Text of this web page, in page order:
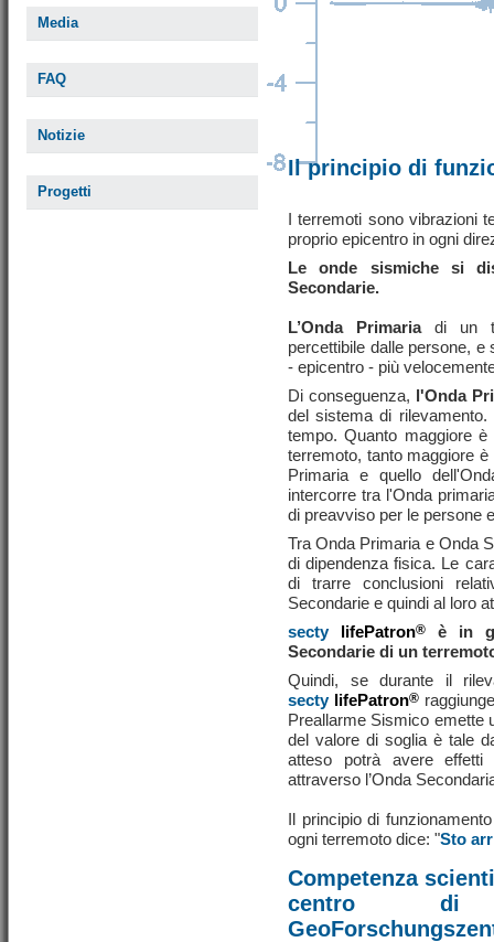
Media
FAQ
Notizie
Progetti
Il principio di
I terremoti sono vibrazioni
proprio epicentro in ogni
Le onde sismiche si
Secondarie.
L’Onda Primariadi un
percettibile dalle persone, e
- epicentro - più
Di conseguenza, l'Onda
del sistema di rilevamento.
tempo. Quanto maggiore
terremoto, tanto maggiore
Primaria e quello
intercorre tra l'Onda
di preavviso per le persone
Tra Onda Primaria e Onda
di dipendenza fisica. Le
di trarre conclusioni
Secondarie e quindi al loro
secty
lifePatron®
è in
Secondarie di un
Quindi, se durante il
secty lifePatron®
Preallarme Sismico emette
del valore di soglia è tale
atteso potrà avere
attraverso l’Onda
Il principio di
ogni terremoto dice: "Sto
Competenza
centro di